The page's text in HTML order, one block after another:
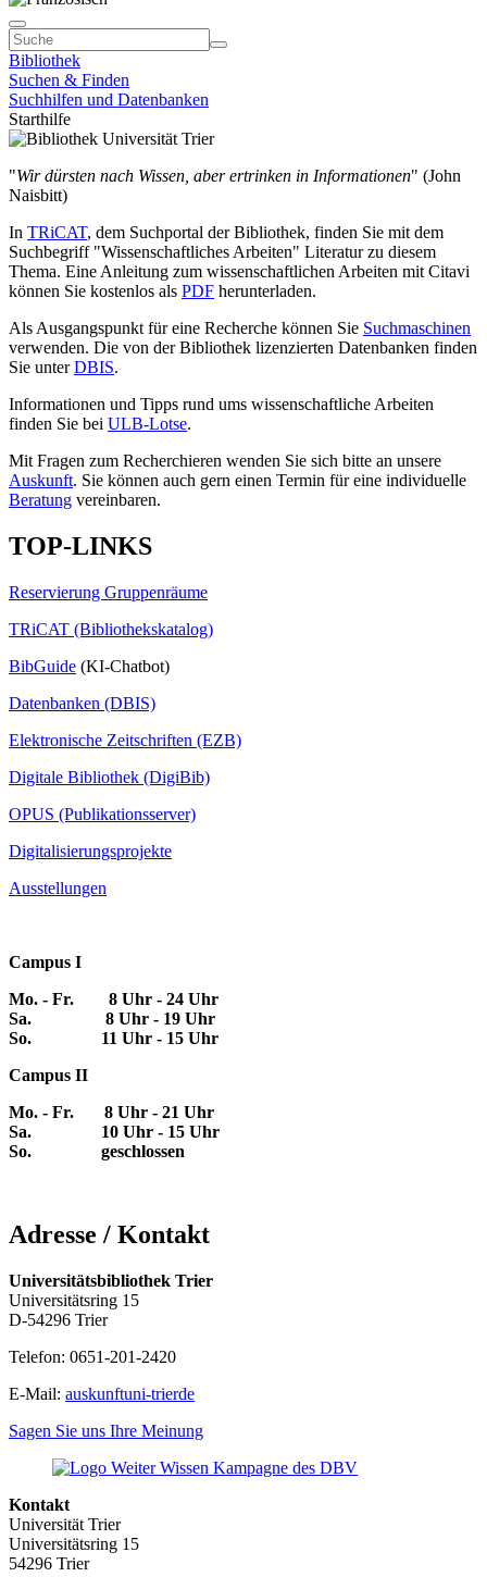
Bibliothek
Suchen & Finden
Suchhilfen und Datenbanken
Starthilfe
"Wir dürsten nach Wissen, aber ertrinken in Informationen" (John
Naisbitt)
In TRiCAT, dem Suchportal der Bibliothek, finden Sie mit dem
Suchbegriff "Wissenschaftliches Arbeiten" Literatur zu diesem
Thema. Eine Anleitung zum wissenschaftlichen Arbeiten mit Citavi
können Sie kostenlos als PDF herunterladen.
Als Ausgangspunkt für eine Recherche können Sie Suchmaschinen
verwenden. Die von der Bibliothek lizenzierten Datenbanken finden
Sie unterDBIS.
Informationen und Tipps rund ums wissenschaftliche Arbeiten
finden Sie bei ULB-Lotse.
Mit Fragen zum Recherchieren wenden Sie sich bitte an unsere
Auskunft. Sie können auch gern einen Termin für eine individuelle
Beratung vereinbaren.
TOP-LINKS
Reservierung Gruppenräume
TRiCAT (Bibliothekskatalog)
BibGuide (KI-Chatbot)
Datenbanken (DBIS)
Elektronische Zeitschriften (EZB)
Digitale Bibliothek (DigiBib)
OPUS (Publikationsserver)
Digitalisierungsprojekte
Ausstellungen
Campus I
Mo. - Fr. 8 Uhr - 24 Uhr
Sa. 8 Uhr - 19 Uhr
So. 11 Uhr - 15 Uhr
Campus II
Mo. - Fr. 8 Uhr - 21 Uhr
Sa. 10 Uhr - 15 Uhr
So. geschlossen
Adresse / Kontakt
Universitätsbibliothek Trier
Universitätsring 15
D-54296 Trier
Telefon: 0651-201-2420
E-Mail: auskunftuni-trierde
Sagen Sie uns Ihre Meinung
Kontakt
Universität Trier
Universitätsring 15
54296 Trier